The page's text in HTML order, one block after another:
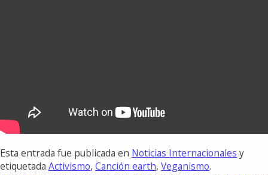
Esta entrada fue publicada en Noticias Internacionales y
etiquetada Activismo, Canción earth, Veganismo.